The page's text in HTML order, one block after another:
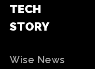
TECH
STORY
Wise News